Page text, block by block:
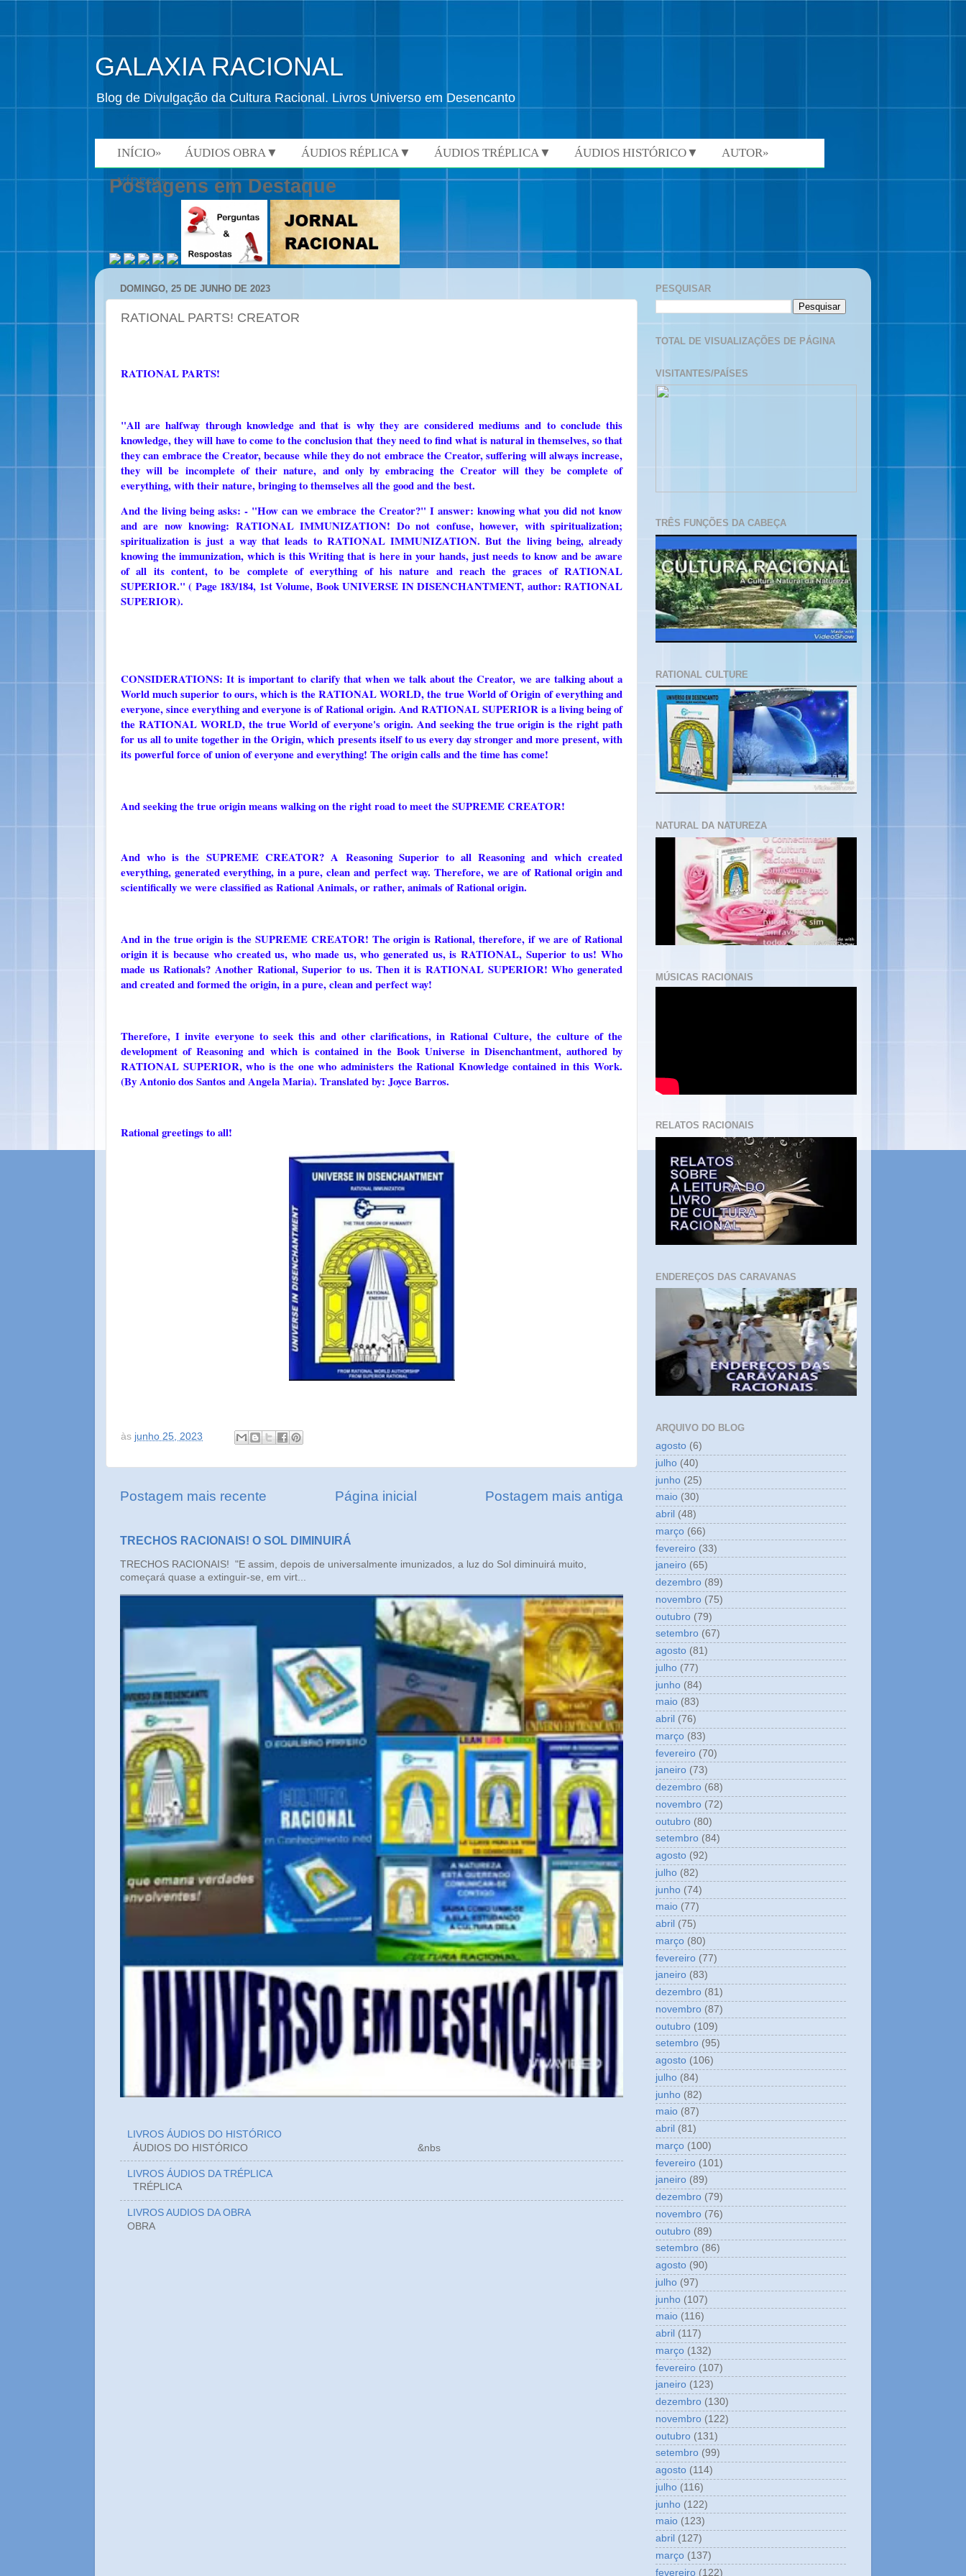
GALAXIA RACIONAL
Blog de Divulgação da Cultura Racional. Livros Universo em Desencanto
INÍCIO» ÁUDIOS OBRA▼ ÁUDIOS RÉPLICA▼ ÁUDIOS TRÉPLICA▼ ÁUDIOS HISTÓRICO▼ AUTOR»
VÍDEOS»
Postagens em Destaque
DOMINGO, 25 DE JUNHO DE 2023
RATIONAL PARTS! CREATOR
RATIONAL PARTS!
"All are halfway through knowledge and that is why they are considered mediums and to conclude this
knowledge, they will have to come to the conclusion that they need to find what is natural in themselves, so that
they can embrace the Creator, because while they do not embrace the Creator, suffering will always increase,
they will be incomplete of their nature, and only by embracing the Creator will they be complete of
everything, with their nature, bringing to themselves all the good and the best.
And the living being asks: - "How can we embrace the Creator?" I answer: knowing what you did not know
and are now knowing: RATIONAL IMMUNIZATION! Do not confuse, however, with spiritualization;
spiritualization is just a way that leads to RATIONAL IMMUNIZATION. But the living being, already
knowing the immunization, which is this Writing that is here in your hands, just needs to know and be aware
of all its content, to be complete of everything of his nature and reach the graces of RATIONAL
SUPERIOR." ( Page 183/184, 1st Volume, Book UNIVERSE IN DISENCHANTMENT, author: RATIONAL
SUPERIOR).
CONSIDERATIONS: It is important to clarify that when we talk about the Creator, we are talking about a
World much superior to ours, which is the RATIONAL WORLD, the true World of Origin of everything and
everyone, since everything and everyone is of Rational origin. And RATIONAL SUPERIOR is a living being of
the RATIONAL WORLD, the true World of everyone's origin. And seeking the true origin is the right path
for us all to unite together in the Origin, which presents itself to us every day stronger and more present, with
its powerful force of union of everyone and everything! The origin calls and the time has come!
And seeking the true origin means walking on the right road to meet the SUPREME CREATOR!
And who is the SUPREME CREATOR? A Reasoning Superior to all Reasoning and which created
everything, generated everything, in a pure, clean and perfect way. Therefore, we are of Rational origin and
scientifically we were classified as Rational Animals, or rather, animals of Rational origin.
And in the true origin is the SUPREME CREATOR! The origin is Rational, therefore, if we are of Rational
origin it is because who created us, who made us, who generated us, is RATIONAL, Superior to us! Who
made us Rationals? Another Rational, Superior to us. Then it is RATIONAL SUPERIOR! Who generated
and created and formed the origin, in a pure, clean and perfect way!
Therefore, I invite everyone to seek this and other clarifications, in Rational Culture, the culture of the
development of Reasoning and which is contained in the Book Universe in Disenchantment, authored by
RATIONAL SUPERIOR, who is the one who administers the Rational Knowledge contained in this Work.
(By Antonio dos Santos and Angela Maria). Translated by: Joyce Barros.
Rational greetings to all!
às junho 25, 2023
Postagem mais recente Postagem mais antiga
Página inicial
TRECHOS RACIONAIS! O SOL DIMINUIRÁ
TRECHOS RACIONAIS! "E assim, depois de universalmente imunizados, a luz do Sol diminuirá muito,
começará quase a extinguir-se, em virt...
LIVROS ÁUDIOS DO HISTÓRICO
ÁUDIOS DO HISTÓRICO &nbs
LIVROS ÁUDIOS DA TRÉPLICA
TRÉPLICA
LIVROS AUDIOS DA OBRA
OBRA
PESQUISAR
TOTAL DE VISUALIZAÇÕES DE PÁGINA
VISITANTES/PAÍSES
TRÊS FUNÇÕES DA CABEÇA
RATIONAL CULTURE
NATURAL DA NATUREZA
MÚSICAS RACIONAIS
RELATOS RACIONAIS
ENDEREÇOS DAS CARAVANAS
ARQUIVO DO BLOG
agosto (6)
julho (40)
junho (25)
maio (30)
abril (48)
março (66)
fevereiro (33)
janeiro (65)
dezembro (89)
novembro (75)
outubro (79)
setembro (67)
agosto (81)
julho (77)
junho (84)
maio (83)
abril (76)
março (83)
fevereiro (70)
janeiro (73)
dezembro (68)
novembro (72)
outubro (80)
setembro (84)
agosto (92)
julho (82)
junho (74)
maio (77)
abril (75)
março (80)
fevereiro (77)
janeiro (83)
dezembro (81)
novembro (87)
outubro (109)
setembro (95)
agosto (106)
julho (84)
junho (82)
maio (87)
abril (81)
março (100)
fevereiro (101)
janeiro (89)
dezembro (79)
novembro (76)
outubro (89)
setembro (86)
agosto (90)
julho (97)
junho (107)
maio (116)
abril (117)
março (132)
fevereiro (107)
janeiro (123)
dezembro (130)
novembro (122)
outubro (131)
setembro (99)
agosto (114)
julho (116)
junho (122)
maio (123)
abril (127)
março (137)
fevereiro (122)